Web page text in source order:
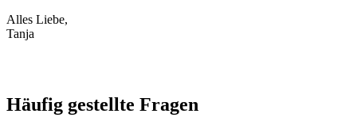
Alles Liebe,
Tanja
Häufig gestellte Fragen